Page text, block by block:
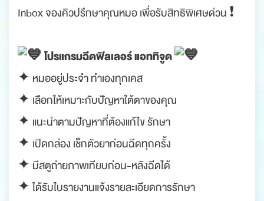
Inbox จองคิวปรึกษาคุณหมอ เพื่อรับสิทธิพิเศษด่วน ❗
โปรแกรมฉีดฟิลเลอร์แอททิจูด
✦ หมออยู่ประจำ ทำเองทุกเคส
✦ เลือกให้เหมาะกับปัญหาใต้ตาของคุณ
✦ แนะนำตามปัญหาที่ต้องแก้ไข รักษา
✦ เปิดกล่อง เช็กตัวยาก่อนฉีดทุกครั้ง
✦ มีสตูถ่ายภาพเทียบก่อน-หลังฉีดได้
✦ ได้รับใบรายงานแจ้งรายละเอียดการรักษา